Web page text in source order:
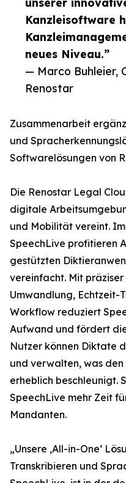
Kanzleisoftware
neues Niveau.”
— Marco Buhleier,
Renostar
Zusammenarbeit
und
Softwarelösungen von
Die Renostar Legal
digitale
und Mobilität vereint.
SpeechLive profitieren
gestützten
vereinfacht. Mit
Umwandlung, Echtzeit-
Workflow reduziert
Aufwand und fördert
Nutzer können Diktate
und verwalten, was
erheblich beschleunigt.
SpeechLive mehr Zeit
Mandanten.
„Unsere ‚All-in-One‘
Transkribieren und